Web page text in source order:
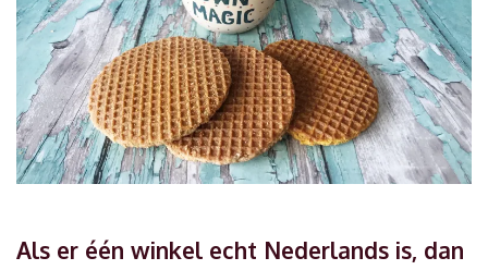
Als er één winkel echt Nederlands is, dan